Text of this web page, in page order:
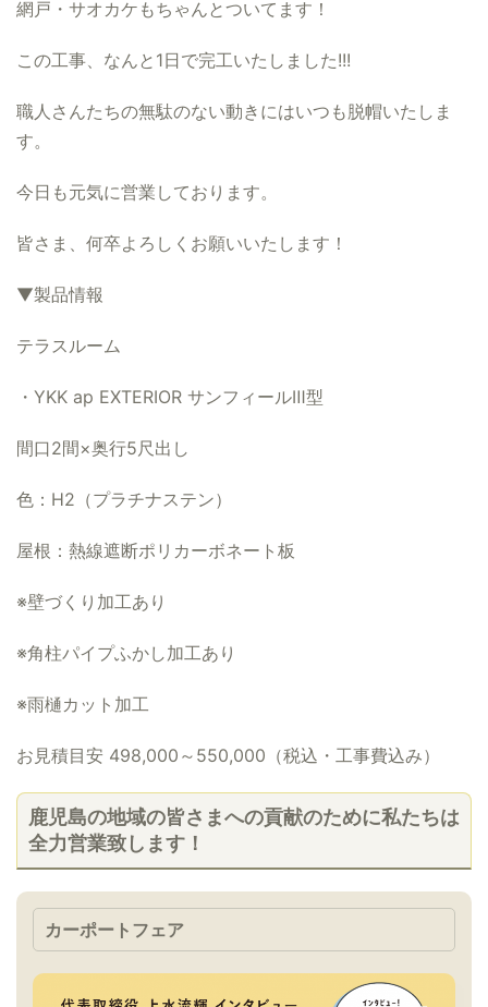
網戸・サオカケもちゃんとついてます！
この工事、なんと1日で完工いたしました!!!
職人さんたちの無駄のない動きにはいつも脱帽いたしま
す。
今日も元気に営業しております。
皆さま、何卒よろしくお願いいたします！
▼製品情報
テラスルーム
・YKK ap EXTERIOR サンフィールⅢ型
間口2間×奥行5尺出し
色：H2（プラチナステン）
屋根：熱線遮断ポリカーボネート板
※壁づくり加工あり
※角柱パイプふかし加工あり
※雨樋カット加工
お見積目安 498,000～550,000（税込・工事費込み）
鹿児島の地域の皆さまへの貢献のために私たちは
全力営業致します！
カーポートフェア